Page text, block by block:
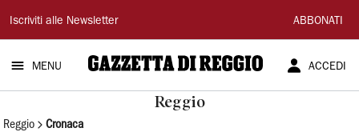
Gazzetta
di
Reggio
Iscriviti alle Newsletter ABBONATI
MENU ACCEDI
Reggio
Reggio Cronaca